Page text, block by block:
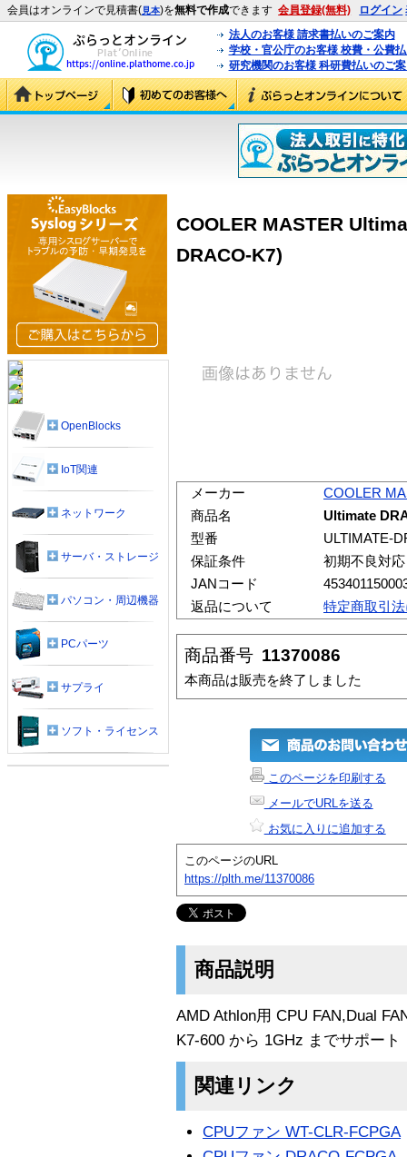
会員はオンラインで見積書(見本)を無料で作成できます 会員登録(無料) ログイン
法人のお客様 請求書払いのご案内
学校・官公庁のお客様 校費・公費
研究機関のお客様 科研費払いのご
COOLER MASTER
DRACO-K7)
メーカー
COOLER
商品名
Ultimate
型番
ULTIMATE-
保証条件
初期不良対
JANコード
返品について
特定商取引
商品番号 11370086
本商品は販売を終了しました
このページを印刷する
メールでURLを送る
お気に入りに追加する
このページのURL
https://plth.me/11370086
商品説明
AMD Athlon用 CPU FAN,Dual
K7-600 から 1GHz までサポート
関連リンク
CPUファン WT-CLR-FCPGA
OpenBlocks
IoT関連
ネットワーク
サーバ・ストレージ
パソコン・周辺機器
PCパーツ
サプライ
ソフト・ライセンス